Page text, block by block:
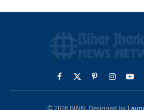
Facebook
X
(Twitter)
Pinterest
© 2026 BJNN. Designed by